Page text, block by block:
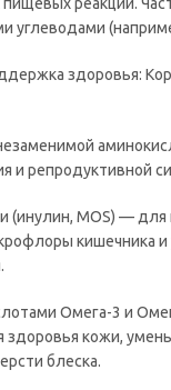
углеводами
здоровья:
и репродуктивной
(инулин, MOS) —
кишечника и
Омега-3 и
кожи,
блеска.